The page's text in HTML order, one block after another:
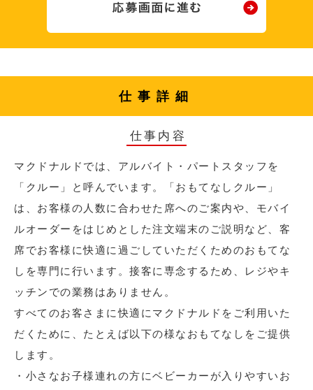
仕事詳細
仕事内容
マクドナルドでは、アルバイト・パートスタッフを
「クルー」と呼んでいます。「おもてなしクルー」
は、お客様の人数に合わせた席へのご案内や、モバイ
ルオーダーをはじめとした注文端末のご説明など、客
席でお客様に快適に過ごしていただくためのおもてな
しを専門に行います。接客に専念するため、レジやキ
ッチンでの業務はありません。
すべてのお客さまに快適にマクドナルドをご利用いた
だくために、たとえば以下の様なおもてなしをご提供
します。
・小さなお子様連れの方にベビーカーが入りやすいお